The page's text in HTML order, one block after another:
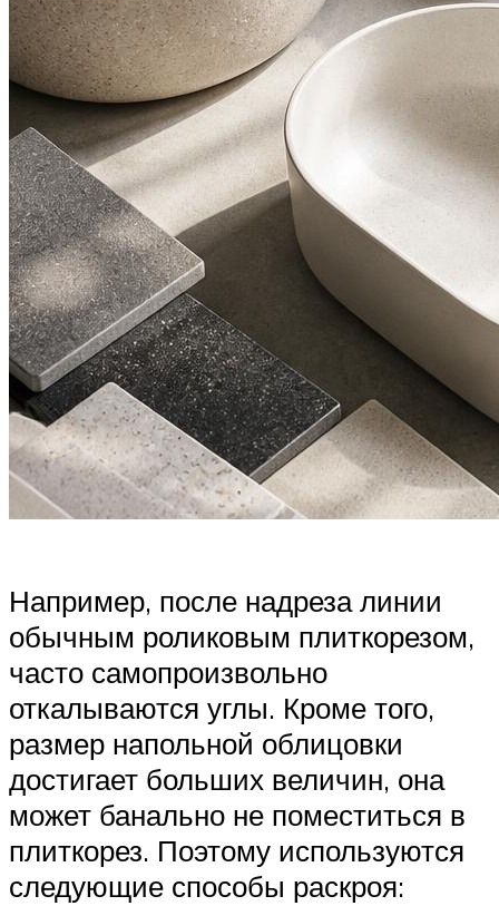
Например, после надреза линии
обычным роликовым плиткорезом,
часто самопроизвольно
откалываются углы. Кроме того,
размер напольной облицовки
достигает больших величин, она
может банально не поместиться в
плиткорез. Поэтому используются
следующие способы раскроя: